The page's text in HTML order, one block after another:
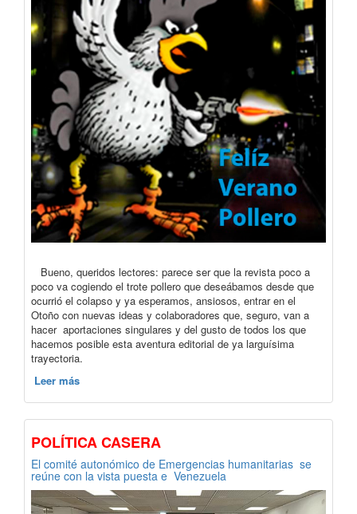
Bueno, queridos lectores: parece ser que la revista poco a
poco va cogiendo el trote pollero que deseábamos desde que
ocurrió el colapso y ya esperamos, ansiosos, entrar en el
Otoño con nuevas ideas y colaboradores que, seguro, van a
hacer aportaciones singulares y del gusto de todos los que
hacemos posible esta aventura editorial de ya larguísima
trayectoria.
Leer más
POLÍTICA CASERA
El comité autonómico de Emergencias humanitarias se
reúne con la vista puesta e Venezuela